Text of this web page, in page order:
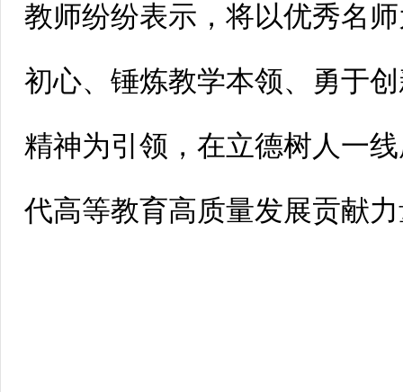
教师纷纷表示，将以优秀名
初心、锤炼教学本领、勇于
精神为引领，在立德树人一
代高等教育高质量发展贡献